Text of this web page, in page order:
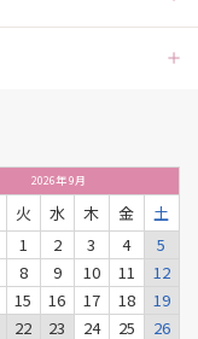
2026年9月
火 水 木 金
土
1
2 3 4
5
8 9 10 11
12
15 16 17 18
19
22 23 24 25 26